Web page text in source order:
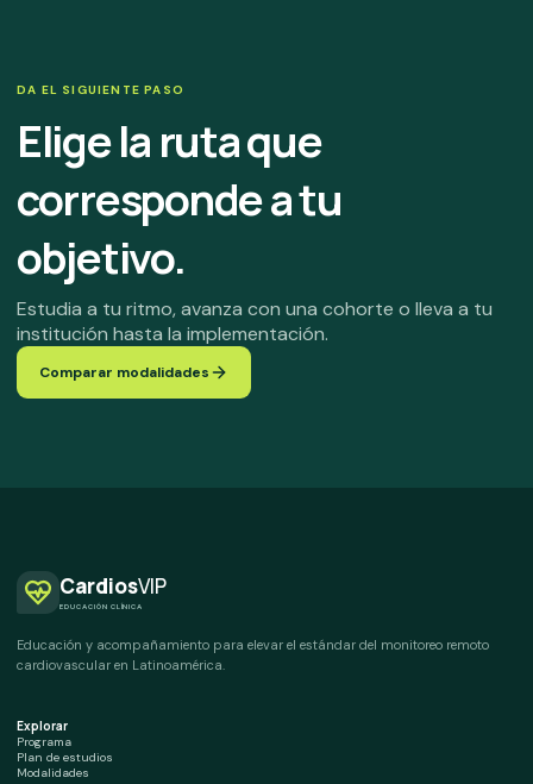
DA EL SIGUIENTE PASO
Elige la ruta que
corresponde a tu
objetivo.
Estudia a tu ritmo, avanza con una cohorte o lleva a tu
institución hasta la implementación.
Comparar modalidades
CardiosVIP
EDUCACIÓN CLÍNICA
Educación y acompañamiento para elevar el estándar del monitoreo remoto
cardiovascular en Latinoamérica.
Explorar
Programa
Plan de estudios
Modalidades